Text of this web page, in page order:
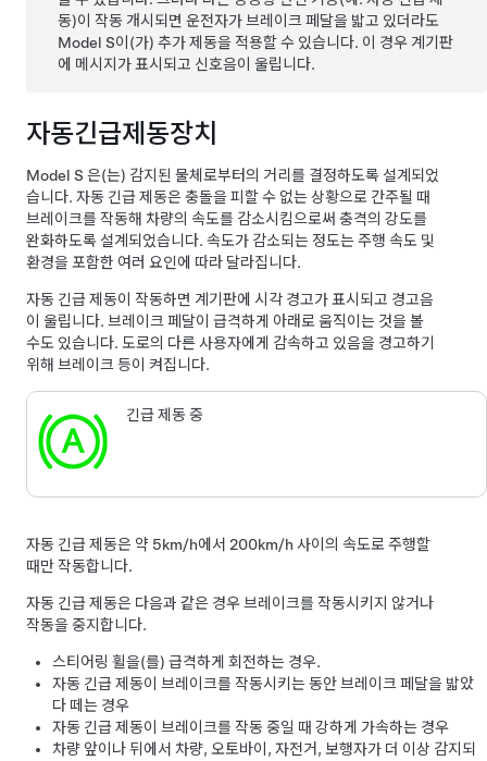
동)이 작동 개시되면 운전자가 브레이크 페달을 밟고 있더라도
Model S이(가) 추가 제동을 적용할 수 있습니다. 이 경우 계기판
에 메시지가 표시되고 신호음이 울립니다.
자동긴급제동장치
Model S 은(는) 감지된 물체로부터의 거리를 결정하도록 설계되었
습니다. 자동 긴급 제동은 충돌을 피할 수 없는 상황으로 간주될 때
브레이크를 작동해 차량의 속도를 감소시킴으로써 충격의 강도를
완화하도록 설계되었습니다. 속도가 감소되는 정도는 주행 속도 및
환경을 포함한 여러 요인에 따라 달라집니다.
자동 긴급 제동이 작동하면 계기판에 시각 경고가 표시되고 경고음
이 울립니다. 브레이크 페달이 급격하게 아래로 움직이는 것을 볼
수도 있습니다. 도로의 다른 사용자에게 감속하고 있음을 경고하기
위해 브레이크 등이 켜집니다.
긴급 제동 중
자동 긴급 제동은 약 5km/h에서 200km/h 사이의 속도로 주행할
때만 작동합니다.
자동 긴급 제동은 다음과 같은 경우 브레이크를 작동시키지 않거나
작동을 중지합니다.
스티어링 휠을(를) 급격하게 회전하는 경우.
자동 긴급 제동이 브레이크를 작동시키는 동안 브레이크 페달을 밟았
다 떼는 경우
자동 긴급 제동이 브레이크를 작동 중일 때 강하게 가속하는 경우
차량 앞이나 뒤에서 차량, 오토바이, 자전거, 보행자가 더 이상 감지되